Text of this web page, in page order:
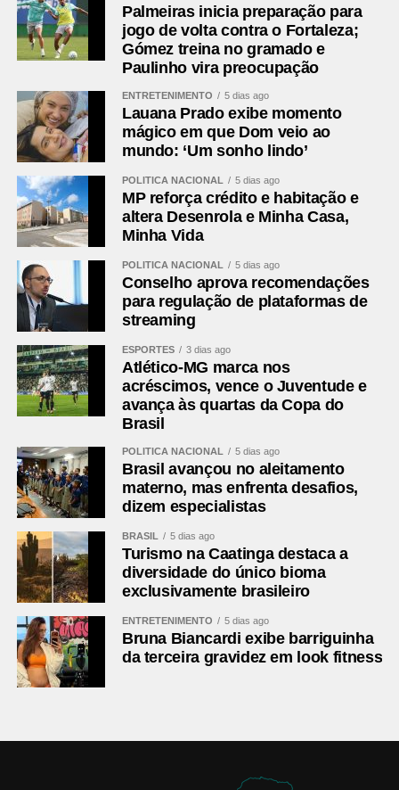
Palmeiras inicia preparação para
jogo de volta contra o Fortaleza;
Gómez treina no gramado e
Paulinho vira preocupação
ENTRETENIMENTO 5 dias ago
Lauana Prado exibe momento
mágico em que Dom veio ao
mundo: ‘Um sonho lindo’
POLÍTICA NACIONAL 5 dias ago
MP reforça crédito e habitação e
altera Desenrola e Minha Casa,
Minha Vida
POLÍTICA NACIONAL 5 dias ago
Conselho aprova recomendações
para regulação de plataformas de
streaming
ESPORTES 3 dias ago
Atlético-MG marca nos
acréscimos, vence o Juventude e
avança às quartas da Copa do
Brasil
POLÍTICA NACIONAL 5 dias ago
Brasil avançou no aleitamento
materno, mas enfrenta desafios,
dizem especialistas
BRASIL 5 dias ago
Turismo na Caatinga destaca a
diversidade do único bioma
exclusivamente brasileiro
ENTRETENIMENTO 5 dias ago
Bruna Biancardi exibe barriguinha
da terceira gravidez em look fitness